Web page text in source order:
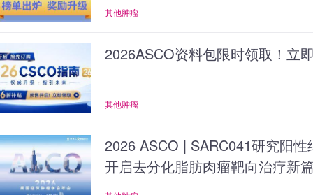
其他肿瘤
2026ASCO资料包限时领取！立
其他肿瘤
2026 ASCO | SARC041研究阳
开启去分化脂肪肉瘤靶向治疗新